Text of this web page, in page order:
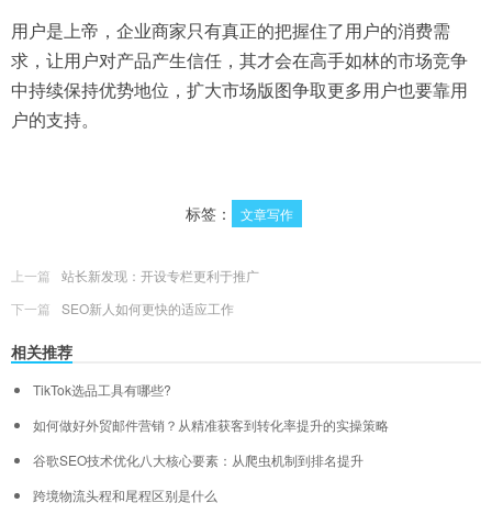
用户是上帝，企业商家只有真正的把握住了用户的消费需
求，让用户对产品产生信任，其才会在高手如林的市场竞争
中持续保持优势地位，扩大市场版图争取更多用户也要靠用
户的支持。
标签： 文章写作
上一篇
站长新发现：开设专栏更利于推广
下一篇
SEO新人如何更快的适应工作
相关推荐
TikTok选品工具有哪些?
如何做好外贸邮件营销？从精准获客到转化率提升的实操策略
谷歌SEO技术优化八大核心要素：从爬虫机制到排名提升
跨境物流头程和尾程区别是什么